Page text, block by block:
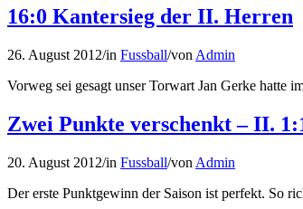
16:0 Kantersieg der II. Herren
26. August 2012/in Fussball/von Admin
Vorweg sei gesagt unser Torwart Jan Gerke hatte
Zwei Punkte verschenkt – II.
20. August 2012/in Fussball/von Admin
Der erste Punktgewinn der Saison ist perfekt. So